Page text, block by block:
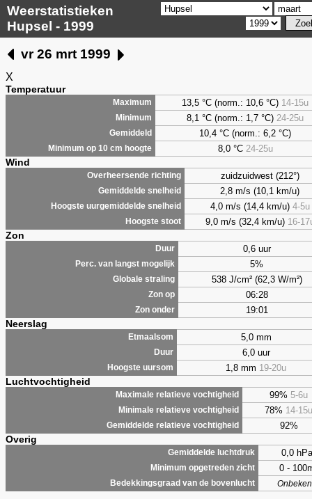
Weerstatistieken
Hupsel - 1999
vr 26 mrt 1999
X
Temperatuur
Maximum 13,5 °C (norm.: 10,6 °C) 14-15u
Minimum 8,1 °C (norm.: 1,7 °C) 24-25u
Gemiddeld 10,4 °C (norm.: 6,2 °C)
Minimum op 10 cm hoogte 8,0°C 24-25u
Wind
Overheersende richting zuidzuidwest (212°)
Gemiddelde snelheid 2,8 m/s (10,1 km/u)
Hoogste uurgemiddelde snelheid 4,0 m/s (14,4 km/u) 4-5u
Hoogste stoot 9,0 m/s (32,4 km/u) 16-
Zon
Duur 0,6 uur
Perc. van langst mogelijk 5%
Globale straling 538 J/cm² (62,3 W/m²)
Zon op 06:28
Zon onder 19:01
Neerslag
Etmaalsom 5,0 mm
Duur 6,0 uur
Hoogste uursom 1,8 mm 19-20u
Luchtvochtigheid
Maximale relatieve vochtigheid 99% 5-6u
Minimale relatieve vochtigheid 78% 14-15u
Gemiddelde relatieve vochtigheid 92%
Overig
Gemiddelde luchtdruk 0,0 hPa
Minimum opgetreden zicht 0 -
Bedekkingsgraad van de bovenlucht